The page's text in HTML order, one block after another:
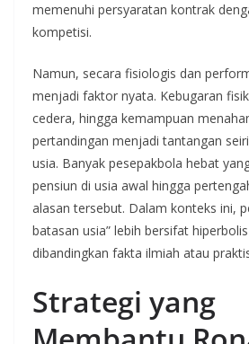
memenuhi persyaratan kontrak
kompetisi.
Namun, secara fisiologis dan
menjadi faktor nyata. Kebugaran
cedera, hingga kemampuan
pertandingan menjadi tantangan
usia. Banyak pesepakbola hebat
pensiun di usia awal hingga
alasan tersebut. Dalam konteks ini,
batasan usia” lebih bersifat
dibandingkan fakta ilmiah atau
Strategi yang